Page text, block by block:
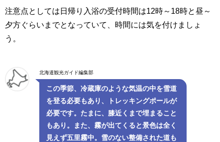
注意点としては日帰り入浴の受付時間は12時～18時と昼～
夕方ぐらいまでとなっていて、時間には気を付けましょ
う。
北海道観光ガイド編集部
この季節、冷蔵庫のような気温の中を雪道
を登る必要もあり、トレッキングポールが
必要です。たまに、膝近くまで埋まること
もあり。また、霧が出てくると景色は全く
見えず五里霧中。雪のない整備された道も